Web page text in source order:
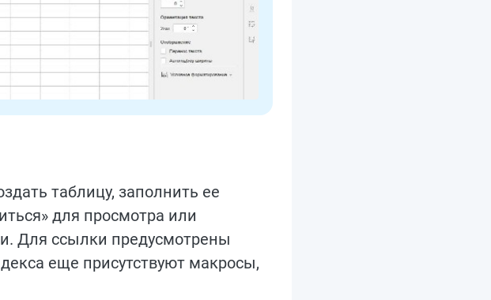
таблицу, заполнить ее
для просмотра или
Для ссылки предусмотрены
еще присутствуют макросы,